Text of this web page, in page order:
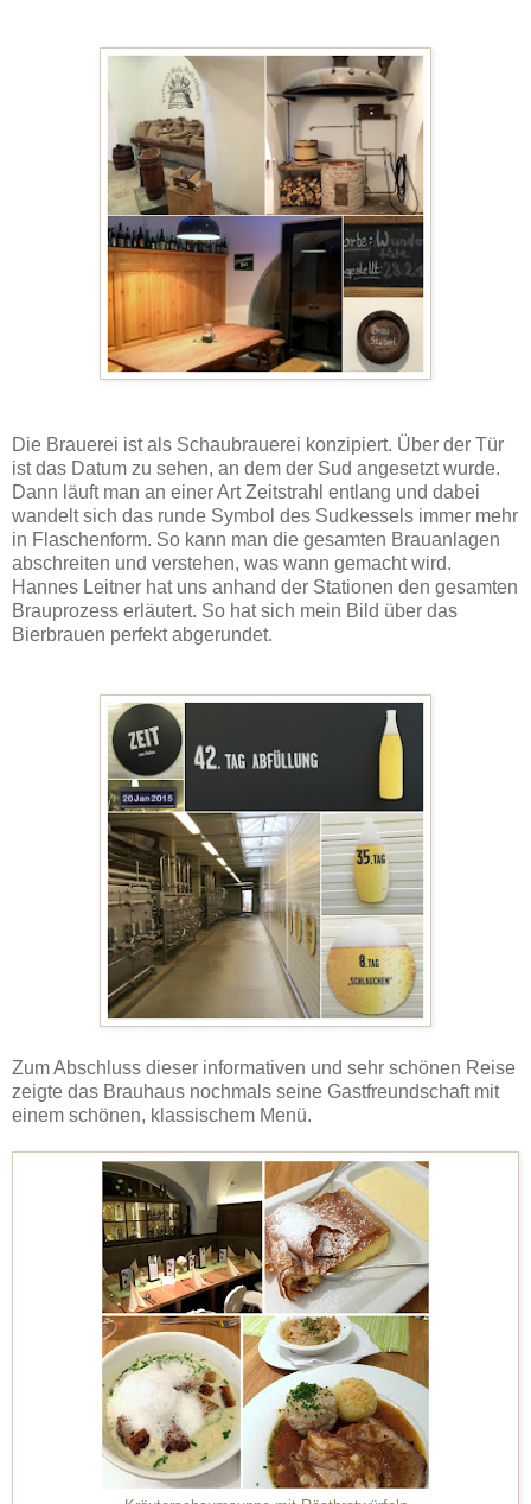
Die Brauerei ist als Schaubrauerei konzipiert. Über der Tür
ist das Datum zu sehen, an dem der Sud angesetzt wurde.
Dann läuft man an einer Art Zeitstrahl entlang und dabei
wandelt sich das runde Symbol des Sudkessels immer mehr
in Flaschenform. So kann man die gesamten Brauanlagen
abschreiten und verstehen, was wann gemacht wird.
Hannes Leitner hat uns anhand der Stationen den gesamten
Brauprozess erläutert. So hat sich mein Bild über das
Bierbrauen perfekt abgerundet.
Zum Abschluss dieser informativen und sehr schönen Reise
zeigte das Brauhaus nochmals seine Gastfreundschaft mit
einem schönen, klassischem Menü.